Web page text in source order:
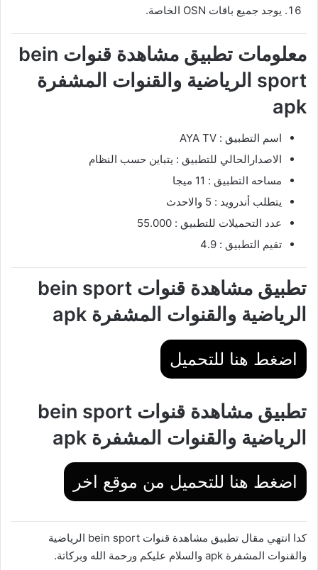
يوجد جميع باقات OSN الخاصة.
معلومات تطبيق مشاهدة قنوات bein
sport الرياضية والقنوات المشفرة
apk
اسم التطبيق : AYA TV
الاصدارالحالي للتطبيق : يتباين حسب النظام
مساحه التطبيق : 11 ميجا
يتطلب أندرويد : 5 والاحدث
عدد التحميلات للتطبيق : 55.000
تقيم التطبيق : 4.9
تطبيق مشاهدة قنوات bein sport
الرياضية والقنوات المشفرة apk
اضغط هنا للتحميل
تطبيق مشاهدة قنوات bein sport
الرياضية والقنوات المشفرة apk
اضغط هنا للتحميل من موقع اخر
كدا انتهي مقال تطبيق مشاهدة قنوات bein sport الرياضية
والقنوات المشفرة apk والسلام عليكم ورحمة الله وبركاتة.